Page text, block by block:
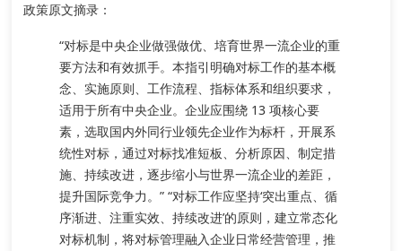
政策原文摘录 ：
“对标是中央企业做强做优、培育世界一流企业的重
要方法和有效抓手。本指引明确对标工作的基本概
念、实施原则、工作流程、指标体系和组织要求 ，
适用于所有中央企业。企业应围绕 13 项核心要
素，选取国内外同行业领先企业作为标杆，开展系
统性对标，通过对标找准短板、分析原因、制定措
施、持续改进，逐步缩小与世界一流企业的差距，
提升国际竞争力。” “对标工作应坚持‘突出重点、循
序渐进、注重实效、持续改进’的原则，建立常态化
对标机制，将对标管理融入企业日常经营管理，推